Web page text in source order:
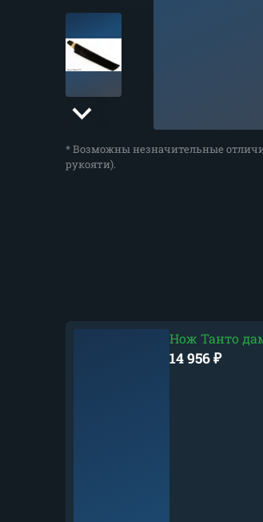
* Возможны незначительные
рукояти).
Нож Танто
14 956₽